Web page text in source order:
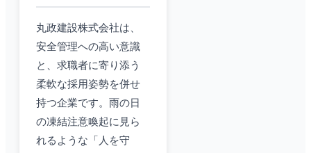
丸政建設株式会社は、
安全管理への高い意識
と、求職者に寄り添う
柔軟な採用姿勢を併せ
持つ企業です。雨の日
の凍結注意喚起に見ら
れるような「人を守